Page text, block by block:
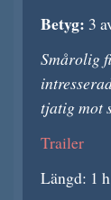
Betyg: 3
Smårolig
tjatig mot
Trailer
Längd: 1